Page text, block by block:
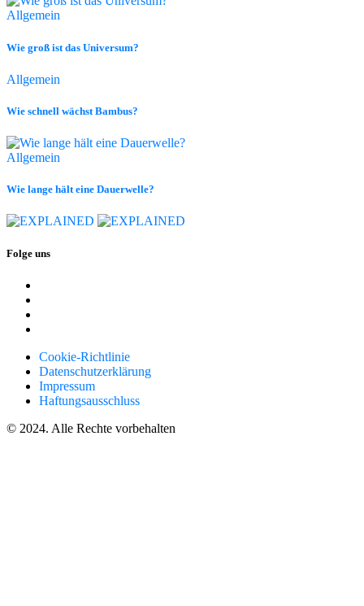
Allgemein
Wie groß ist das Universum?
Allgemein
Wie schnell wächst Bambus?
Allgemein
Wie lange hält eine Dauerwelle?
Folge uns
Cookie-Richtlinie
Datenschutzerklärung
Impressum
Haftungsausschluss
© 2024. Alle Rechte vorbehalten